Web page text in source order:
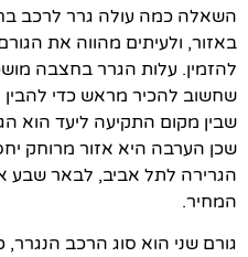
השאלה כמה עולה גרר לרכב
באזור, ולעיתים מהווה את
להזמין. עלות הגרר בחצבה
שחשוב להכיר מראש כדי
שבין מקום התקיעה ליעד הוא
שכן הערבה היא אזור מרוחק
הגרירה לתל אביב, לבאר שבע
המחיר.
גורם שני הוא סוג הרכב